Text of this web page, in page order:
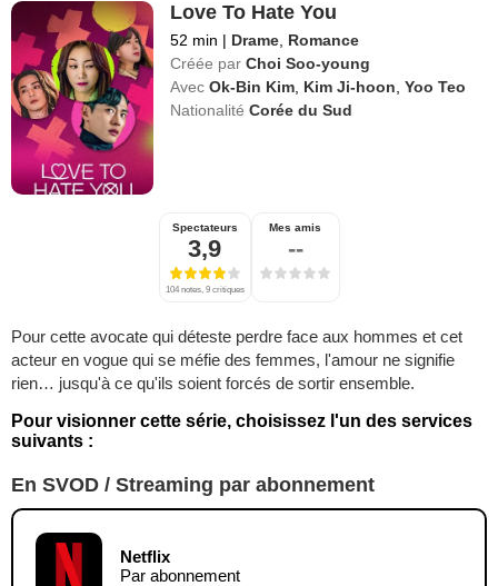
Love To Hate You
52 min | Drame Romance
Créée par Choi Soo-young
Avec Ok-Bin Kim Kim Ji-hoon ,Yoo Teo
Nationalité Corée du Sud
Spectateurs
3,9
104 notes, 9 critiques
Mes amis
--
Pour cette avocate qui déteste perdre face aux hommes et cet
acteur en vogue qui se méfie des femmes, l'amour ne signifie
rien… jusqu'à ce qu'ils soient forcés de sortir ensemble.
Pour visionner cette série, choisissez l'un des services
suivants :
En SVOD / Streaming par abonnement
Netflix
Par abonnement